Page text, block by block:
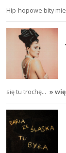
Hip-hopowe bity
się tu trochę… »